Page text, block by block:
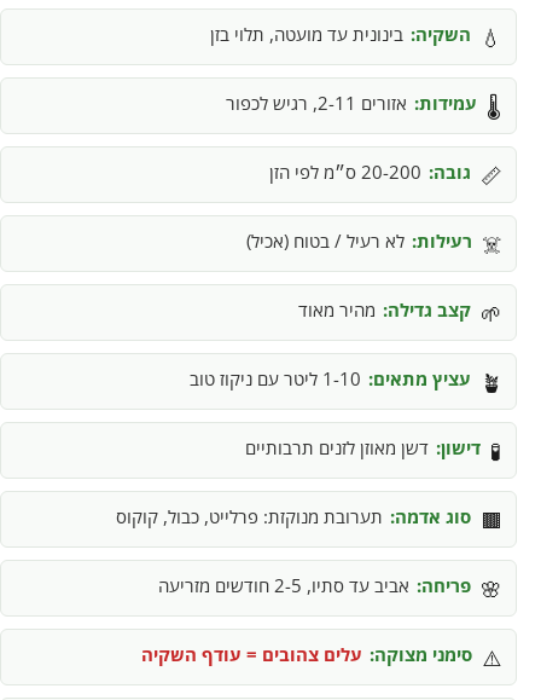
💧 השקיה: בינונית עד מועטה, תלוי בזן
🌡️ עמידות: אזורים 2-11, רגיש לכפור
📏 גובה: 20-200 ס״מ לפי הזן
☠️ רעילות: לא רעיל / בטוח (אכיל)
🌱 קצב גדילה: מהיר מאוד
🪴 עציץ מתאים: 1-10 ליטר עם ניקוז טוב
🧪 דישון: דשן מאוזן לזנים תרבותיים
🟫 סוג אדמה: תערובת מנוקזת: פרלייט, כבול, קוקוס
🌸 פריחה: אביב עד סתיו, 2-5 חודשים מזריעה
⚠️ סימני מצוקה: עלים צהובים = עודף השקיה